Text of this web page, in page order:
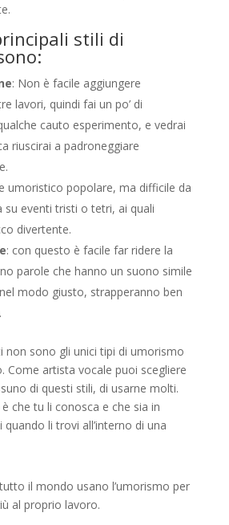
stili di
: Non è facile aggiungere
lavori, quindi fai un po’ di
cauto esperimento, e vedrai
riuscirai a padroneggiare
umoristico popolare, ma difficile da
su eventi tristi o tetri, ai quali
divertente.
: con questo è facile far ridere la
parole che hanno un suono simile
modo giusto, strapperanno ben
non sono gli unici tipi di umorismo
Come artista vocale puoi scegliere
di questi stili, di usarne molti.
che tu li conosca e che sia in
li trovi all’interno di una
il mondo usano l’umorismo per
al proprio lavoro.